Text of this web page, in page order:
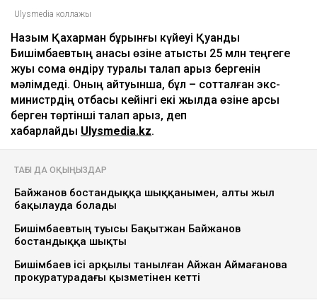
Ulysmedia коллажы
Назым Қахарман бұрынғы күйеуі Қуандық
Бишімбаевтың анасы өзіне қатысты 25 млн теңгеге
жуық сома өндіру туралы талап арыз бергенін
мәлімдеді. Оның айтуынша, бұл – сотталған экс-
министрдің отбасы кейінгі екі жылда өзіне қарсы
берген төртінші талап арыз, деп
хабарлайды Ulysmedia.kz.
ТАҒЫ ДА ОҚЫҢЫЗДАР
Байжанов бостандыққа шыққанымен, алты жыл
бақылауда болады
Бишімбаевтың туысы Бақытжан Байжанов
бостандыққа шықты
Бишімбаев ісі арқылы танылған Айжан Аймағанова
прокуратурадағы қызметінен кетті